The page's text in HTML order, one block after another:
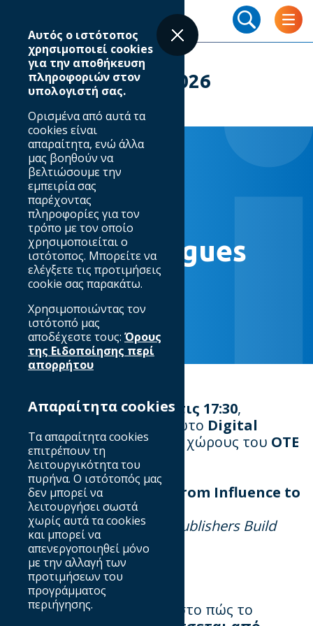
main
content
Digital Dialogues 2026
31.03.2026
Digital Dialogues
2026
Τετάρτη 1η Απριλίου στις 17:30,
πραγματοποιείται το πρώτο Digital
Dialogue του 2025στους χώρους του OTE
Academy, με θέμα:
The Creator Economy: From Influence to
Industry
How Brands, Agencies & Publishers Build
Sustainable Models
Η συζήτηση θα εστιάσει στο πώς το
Αυτός ο ιστότοπος
χρησιμοποιεί cookies
για την αποθήκευση
πληροφοριών στον
υπολογιστή σας.
Ορισμένα από αυτά τα
cookies είναι
απαραίτητα, ενώ άλλα
μας βοηθούν να
βελτιώσουμε την
εμπειρία σας
παρέχοντας
πληροφορίες για τον
τρόπο με τον οποίο
χρησιμοποιείται ο
ιστότοπος. Μπορείτε να
ελέγξετε τις προτιμήσεις
cookie σας παρακάτω.
Χρησιμοποιώντας τον
ιστότοπό μας
αποδέχεστε τους: Όρους
της Ειδοποίησης περί
απορρήτου
Απαραίτητα cookies
Τα απαραίτητα cookies
επιτρέπουν τη
λειτουργικότητα του
πυρήνα. Ο ιστότοπός μας
δεν μπορεί να
λειτουργήσει σωστά
χωρίς αυτά τα cookies
και μπορεί να
απενεργοποιηθεί μόνο
με την αλλαγή των
προτιμήσεων του
προγράμματος
περιήγησης.